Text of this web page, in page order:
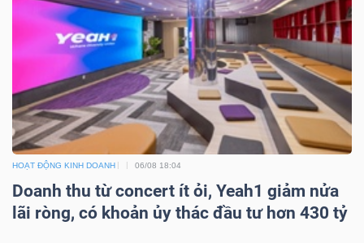
HOẠT ĐỘNG KINH DOANH 06/08 18:04
Doanh thu từ concert ít ỏi, Yeah1 giảm nửa
lãi ròng, có khoản ủy thác đầu tư hơn 430 tỷ
đạo
Tất cả Người nội bộ Người liên quan Cổ đông lớn
Tin
tức
(-)